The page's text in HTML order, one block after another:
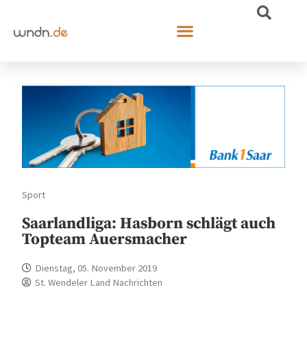
Sport
Saarlandliga: Hasborn schlägt auch
Topteam Auersmacher
Dienstag, 05. November 2019
St. Wendeler Land Nachrichten